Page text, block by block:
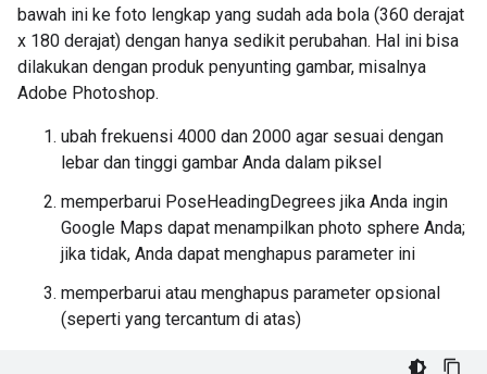
bawah ini ke foto lengkap yang sudah ada bola (360 derajat
x 180 derajat) dengan hanya sedikit perubahan. Hal ini bisa
dilakukan dengan produk penyunting gambar, misalnya
Adobe Photoshop.
ubah frekuensi 4000 dan 2000 agar sesuai dengan
lebar dan tinggi gambar Anda dalam piksel
memperbarui PoseHeadingDegrees jika Anda ingin
Google Maps dapat menampilkan photo sphere Anda;
jika tidak, Anda dapat menghapus parameter ini
memperbarui atau menghapus parameter opsional
(seperti yang tercantum di atas)